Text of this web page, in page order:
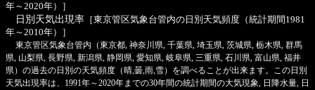
年～2020年）］
日別天気出現率 ［東京管区気象台管内の日別天気頻度（統計期間1981
年～2010年）］
東京管区気象台管内（東京都, 神奈川県, 千葉県, 埼玉県, 茨城県, 栃木県, 群馬
県, 山梨県, 長野県, 新潟県, 静岡県, 愛知県, 岐阜県, 三重県, 石川県, 富山県, 福井
県）の過去の日別の天気頻度（晴,曇,雨,雪）を調べることが出来ます。この日別
天気出現率は、1991年～2020年までの30年間の統計期間の大気現象, 日降水量, 日